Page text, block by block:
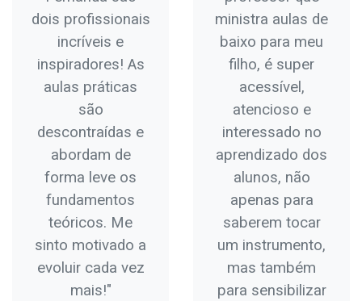
dois profissionais
incríveis e
inspiradores! As
aulas práticas
são
descontraídas e
abordam de
forma leve os
fundamentos
teóricos. Me
sinto motivado a
evoluir cada vez
mais!"
ministra aulas de
baixo para meu
filho, é super
acessível,
atencioso e
interessado no
aprendizado dos
alunos, não
apenas para
saberem tocar
um instrumento,
mas também
para sensibilizar